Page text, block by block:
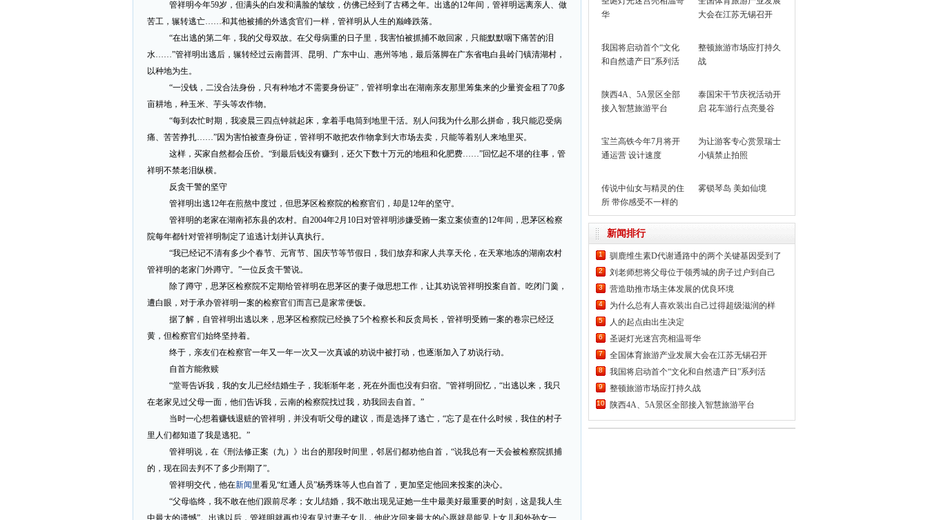
管祥明今年59岁，但满头的白发和满脸的皱纹，仿佛已经到了古稀之年。出逃的12年间，管祥明远离亲人、做
苦工，辗转逃亡……和其他被捕的外逃贪官们一样，管祥明从人生的巅峰跌落。
“在出逃的第二年，我的父母双故。在父母病重的日子里，我害怕被抓捕不敢回家，只能默默咽下痛苦的泪
水……”管祥明出逃后，辗转经过云南普洱、昆明、广东中山、惠州等地，最后落脚在广东省电白县岭门镇清湖村，
以种地为生。
“一没钱，二没合法身份，只有种地才不需要身份证”，管祥明拿出在湖南亲友那里筹集来的少量资金租了70多
亩耕地，种玉米、芋头等农作物。
“每到农忙时期，我凌晨三四点钟就起床，拿着手电筒到地里干活。别人问我为什么那么拼命，我只能忍受病
痛、苦苦挣扎……”因为害怕被查身份证，管祥明不敢把农作物拿到大市场去卖，只能等着别人来地里买。
这样，买家自然都会压价。“到最后钱没有赚到，还欠下数十万元的地租和化肥费……”回忆起不堪的往事，管
祥明不禁老泪纵横。
反贪干警的坚守
管祥明出逃12年在煎熬中度过，但思茅区检察院的检察官们，却是12年的坚守。
管祥明的老家在湖南祁东县的农村。自2004年2月10日对管祥明涉嫌受贿一案立案侦查的12年间，思茅区检察
院每年都针对管祥明制定了追逃计划并认真执行。
“我已经记不清有多少个春节、元宵节、国庆节等节假日，我们放弃和家人共享天伦，在天寒地冻的湖南农村
管祥明的老家门外蹲守。”一位反贪干警说。
除了蹲守，思茅区检察院不定期给管祥明在思茅区的妻子做思想工作，让其劝说管祥明投案自首。吃闭门羹，
遭白眼，对于承办管祥明一案的检察官们而言已是家常便饭。
据了解，自管祥明出逃以来，思茅区检察院已经换了5个检察长和反贪局长，管祥明受贿一案的卷宗已经泛
黄，但检察官们始终坚持着。
终于，亲友们在检察官一年又一年一次又一次真诚的劝说中被打动，也逐渐加入了劝说行动。
自首方能救赎
“堂哥告诉我，我的女儿已经结婚生子，我渐渐年老，死在外面也没有归宿。”管祥明回忆，“出逃以来，我只
在老家见过父母一面，他们告诉我，云南的检察院找过我，劝我回去自首。”
当时一心想着赚钱退赃的管祥明，并没有听父母的建议，而是选择了逃亡，“忘了是在什么时候，我住的村子
里人们都知道了我是逃犯。”
管祥明说，在《刑法修正案（九）》出台的那段时间里，邻居们都劝他自首，“说我总有一天会被检察院抓捕
的，现在回去判不了多少刑期了”。
管祥明交代，他在新闻里看见“红通人员”杨秀珠等人也自首了，更加坚定他回来投案的决心。
“父母临终，我不敢在他们跟前尽孝；女儿结婚，我不敢出现见证她一生中最美好最重要的时刻，这是我人生
中最大的遗憾”。出逃以后，管祥明就再也没有见过妻子女儿，他此次回来最大的心愿就是能见上女儿和外孙女一
华
大会在江苏无锡召开
我国将启动首个“文化
和自然遗产日”系列活
整顿旅游市场应打持久
战
陕西4A、5A景区全部
接入智慧旅游平台
泰国宋干节庆祝活动开
启 花车游行点亮曼谷
宝兰高铁今年7月将开
通运营 设计速度
为让游客专心赏景瑞士
小镇禁止拍照
传说中仙女与精灵的住
所 带你感受不一样的
土耳其
雾锁琴岛 美如仙境
新闻排行
1 驯鹿维生素D代谢通路中的两个关键基因受到了
2 刘老师想将父母位于领秀城的房子过户到自己
3 营造助推市场主体发展的优良环境
4 为什么总有人喜欢装出自己过得超级滋润的样
5 人的起点由出生决定
6 圣诞灯光迷宫亮相温哥华
7 全国体育旅游产业发展大会在江苏无锡召开
8 我国将启动首个“文化和自然遗产日”系列活
9 整顿旅游市场应打持久战
10 陕西4A、5A景区全部接入智慧旅游平台
1 坚守在春运路上的那些绚丽“色彩”